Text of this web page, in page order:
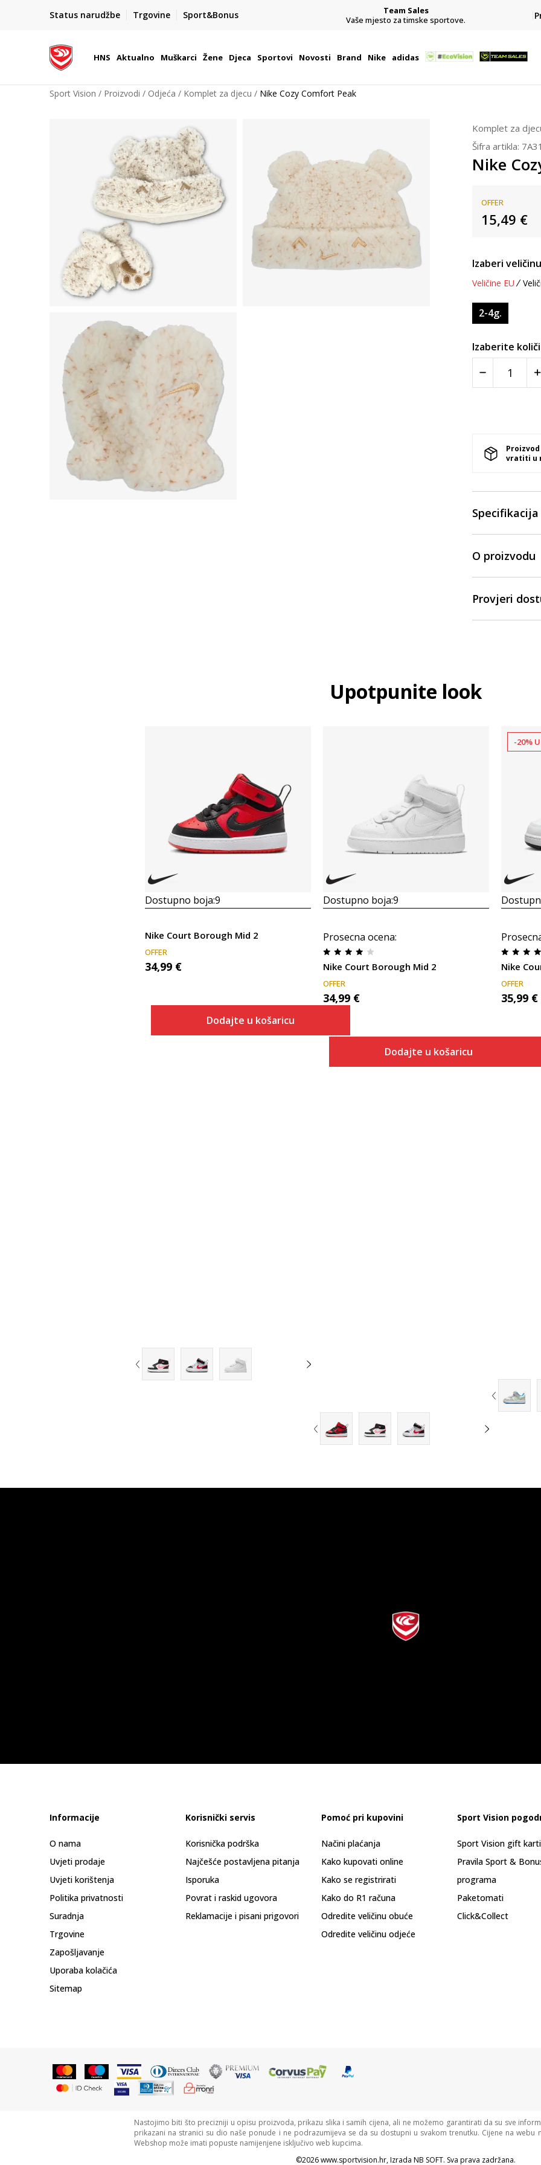
Status narudžbe Trgovine Sport&Bonus
BOX NOW
Dostava 1,50 €
| Više od 800 paketomata u Hrvatskoj
Team Sales
Vaše mjesto za timske sportove.
HNS Aktualno Muškarci Žene Djeca Sportovi Novosti Brand Nike adidas
Sport Vision Proizvodi Odjeća Komplet za djecu Nike Cozy Comfort Peak
Komplet za
Šifra artikla:
Nike
OFFER
15,49 €
Izaberi
Veličine EU
2-4g.
Izaberite
vratiti u
Specifikacija
O proizvodu
Provjeri
Upotpunite look
Dostupno boja:9
Nike Court Borough Mid 2
OFFER
34,99 €
Dodajte u košaricu
Dostupno boja:9
Prosecna ocena:
Nike Court Borough Mid 2
OFFER
34,99 €
Dodajte u košaricu
-20%
Nike
OFFER
35,99 €
Informacije
O nama
Uvjeti prodaje
Uvjeti korištenja
Politika privatnosti
Suradnja
Trgovine
Zapošljavanje
Uporaba kolačića
Sitemap
Korisnički servis
Korisnička podrška
Najčešće postavljena pitanja
Isporuka
Povrat i raskid ugovora
Reklamacije i pisani prigovori
Pomoć pri kupovini
Načini plaćanja
Kako kupovati online
Kako se registrirati
Kako do R1 računa
Odredite veličinu obuće
Odredite veličinu odjeće
Sport Vision
Sport Vision gift
Pravila Sport &
programa
Paketomati
Click&Collect
Nastojimo biti što precizniji u opisu proizvoda, prikazu slika i samih cijena, ali ne možemo garantirati da su sve
prikazani na stranici su dio naše ponude i ne podrazumijeva se da su dostupni u svakom trenutku. Cijene na webu
Webshop može imati popuste namijenjene isključivo web kupcima.
©2026www.sportvision.hr, Izrada NB SOFT. Sva prava zadržana.